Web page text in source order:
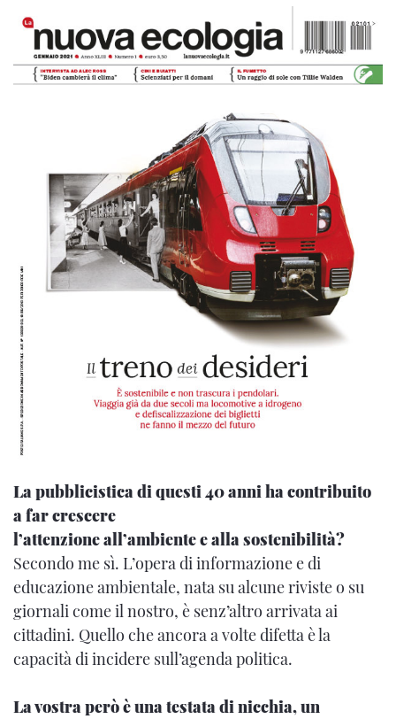
La pubblicistica di questi 40 anni ha contribuito
a far crescere
l’attenzione all’ambiente e alla sostenibilità?
Secondo me sì. L’opera di informazione e di
educazione ambientale, nata su alcune riviste o su
giornali come il nostro, è senz’altro arrivata ai
cittadini. Quello che ancora a volte difetta è la
capacità di incidere sull’agenda politica.
La vostra però è una testata di nicchia, un